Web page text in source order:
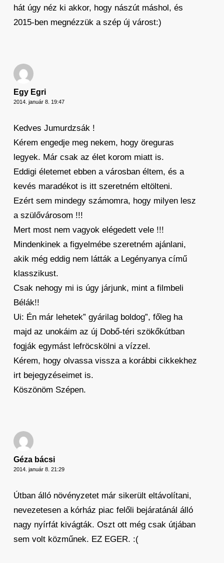
hát úgy néz ki akkor, hogy nászút máshol, és
2015-ben megnézzük a szép új várost:)
Egy Egri
2014. január 8. 19:47
Kedves Jumurdzsák !
Kérem engedje meg nekem, hogy öreguras
legyek. Már csak az élet korom miatt is.
Eddigi életemet ebben a városban éltem, és a
kevés maradékot is itt szeretném eltölteni.
Ezért sem mindegy számomra, hogy milyen lesz
a szülővárosom !!!
Mert most nem vagyok elégedett vele !!!
Mindenkinek a figyelmébe szeretném ajánlani,
akik még eddig nem látták a Legényanya című
klasszikust.
Csak nehogy mi is úgy járjunk, mint a filmbeli
Bélák!!
Ui: Én már lehetek” gyárilag boldog”, főleg ha
majd az unokáim az új Dobő-téri szökőkútban
fogják egymást lefröcskölni a vízzel.
Kérem, hogy olvassa vissza a korábbi cikkekhez
irt bejegyzéseimet is.
Köszönöm Szépen.
Géza bácsi
2014. január 8. 21:29
Útban álló növényzetet már sikerült eltávolítani,
nevezetesen a kórház piac felőli bejáratánál álló
nagy nyírfát kivágták. Oszt ott még csak útjában
sem volt közműnek. EZ EGER. :(